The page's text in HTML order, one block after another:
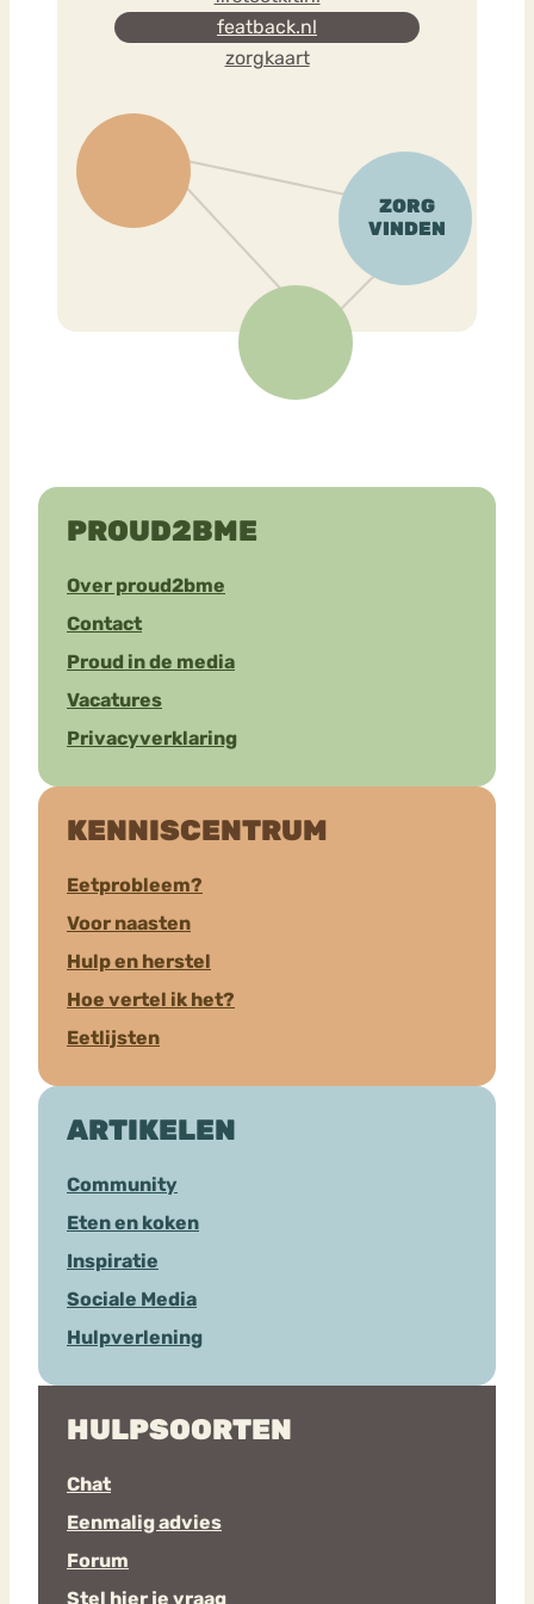
featback.nl
zorgkaart
PROUD2BME
Over proud2bme
Contact
Proud in de media
Vacatures
Privacyverklaring
KENNISCENTRUM
Eetprobleem?
Voor naasten
Hulp en herstel
Hoe vertel ik het?
Eetlijsten
ARTIKELEN
Community
Eten en koken
Inspiratie
Sociale Media
Hulpverlening
HULPSOORTEN
Chat
Eenmalig advies
Forum
Stel hier je vraag